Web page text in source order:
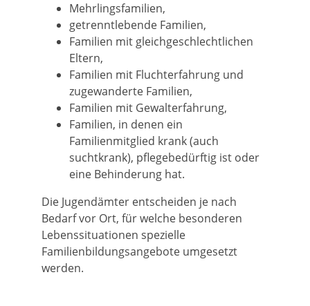
Mehrlingsfamilien,
getrenntlebende Familien,
Familien mit gleichgeschlechtlichen
Eltern,
Familien mit Fluchterfahrung und
zugewanderte Familien,
Familien mit Gewalterfahrung,
Familien, in denen ein
Familienmitglied krank (auch
suchtkrank), pflegebedürftig ist oder
eine Behinderung hat.
Die Jugendämter entscheiden je nach
Bedarf vor Ort, für welche besonderen
Lebenssituationen spezielle
Familienbildungsangebote umgesetzt
werden.